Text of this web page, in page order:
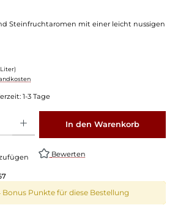
Steinfruchtaromen mit einer leicht nussigen
Liter)
1-3 Tage
In den Warenkorb
Bewerten
Bonus Punkte für diese Bestellung